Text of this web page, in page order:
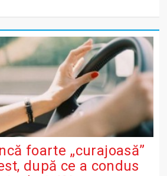
foarte „curajoasă”
după ce a condus